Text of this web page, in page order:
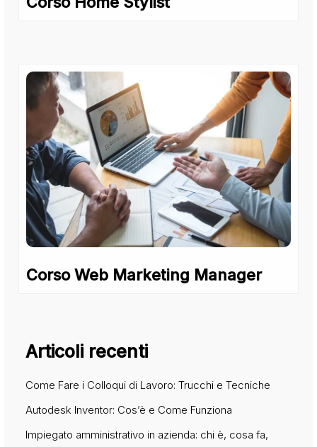
Corso Web Marketing Manager
Articoli recenti
Come Fare i Colloqui di Lavoro: Trucchi e Tecniche
Autodesk Inventor: Cos’è e Come Funziona
Impiegato amministrativo in azienda: chi è, cosa fa,